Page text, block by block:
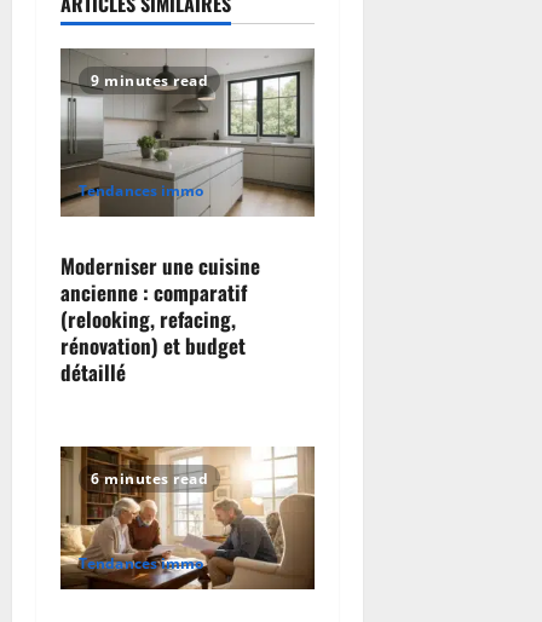
v
i
g
a
t
i
o
n
9 minutes read
Tendances immo
Moderniser une cuisine
ancienne : comparatif
(relooking, refacing,
rénovation) et budget
détaillé
6 minutes read
Tendances immo